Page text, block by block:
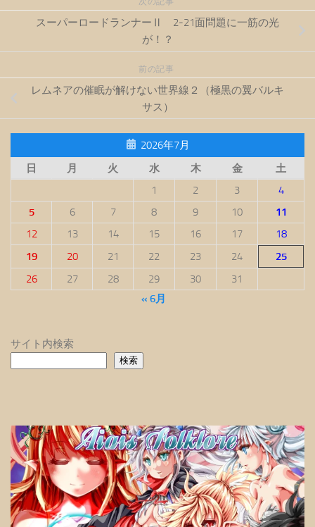
スーパーロードランナーⅡ 2-21面問題に一筋の光
が！？
前の記事
レムネアの催眠が解けない世界線２（極黒の翼バルキ
サス）
2026年7月
日
月 火 水 木 金
土
1
2 3
4
5
6 7 8 9 10
11
12
13 14 15 16 17
18
19
20 21 22 23 24
25
26
27 28 29 30
31
« 6月
サイト内検索
検索